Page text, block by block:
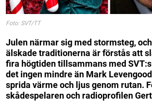
Foto: SVT/TT
Julen närmar sig med stormsteg,
älskade traditionerna är förstås att
fira högtiden tillsammans med
det ingen mindre än Mark
sprida värme och ljus genom rutan.
skådespelaren och radioprofilen